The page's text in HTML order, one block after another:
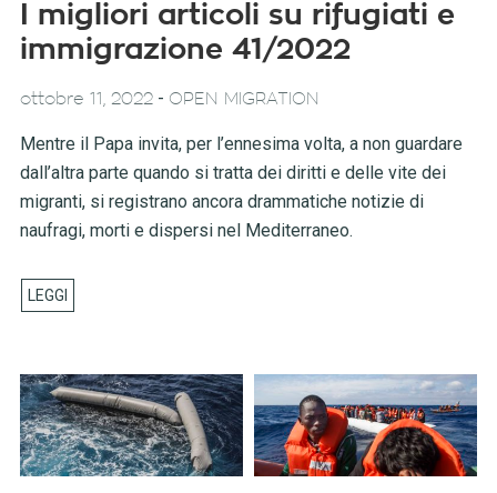
I migliori articoli su rifugiati e
immigrazione 41/2022
ottobre 11, 2022- OPEN MIGRATION
Mentre il Papa invita, per l’ennesima volta, a non guardare
dall’altra parte quando si tratta dei diritti e delle vite dei
migranti, si registrano ancora drammatiche notizie di
naufragi, morti e dispersi nel Mediterraneo.